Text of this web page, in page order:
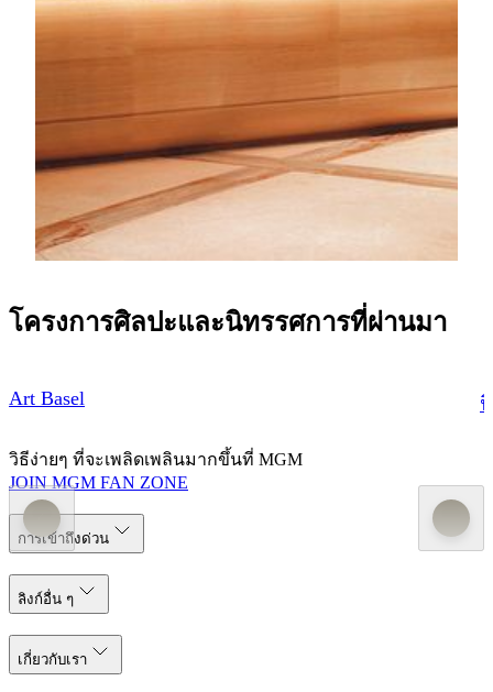
กลมกลืนเข้ากับพื้นที่สาธารณะอย่างไร้รอยต่อ ค้นพบ
ตลอดจนผลงานศิลปะดิจิทัลอันน่าทึ่ง MGM มุ่งมั่นที่จะ
เชื่อมโยงตะวันออกและตะวันตก นำโลกมาสู่จีน และนำ
จีนไปสู่โลกด้วยความภาคภูมิใจในเอกลักษณ์ทาง
วัฒนธรรมอันโดดเด่น
รู้เพิ่มเติม
โครงการศิลปะและนิทรรศการที่ผ่านมา
Art Basel
วิธีง่ายๆ ที่จะเพลิดเพลินมากขึ้นที่ MGM
JOIN MGM FAN ZONE
การเข้าถึงด่วน
ลิงก์อื่น ๆ
เกี่ยวกับเรา